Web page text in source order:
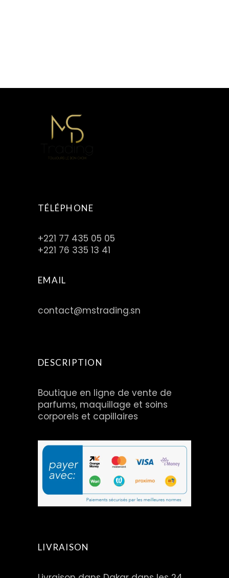
TÉLÉPHONE
+221 77 435 05 05
+221 76 335 13 41
EMAIL
contact@mstrading.sn
DESCRIPTION
Boutique en ligne de vente de
parfums, maquillage et soins
corporels et capillaires
LIVRAISON